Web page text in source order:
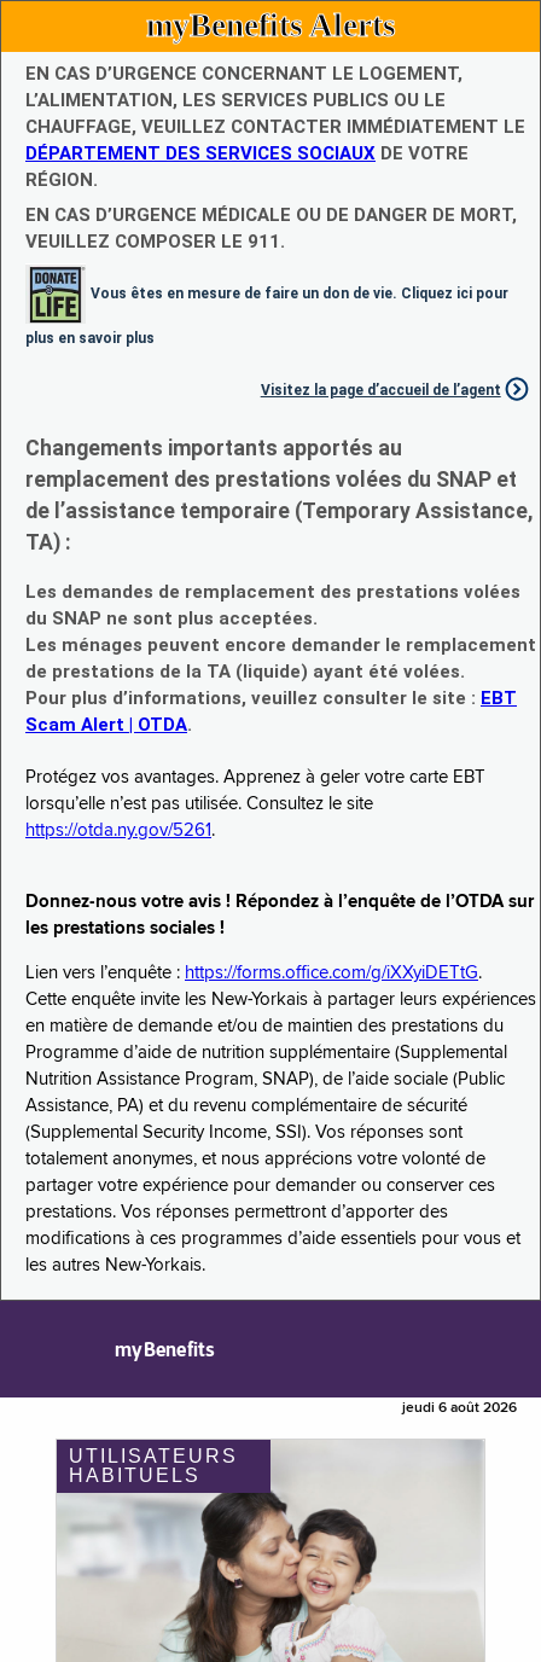
myBenefits Alerts
EN CAS D’URGENCE CONCERNANT LE LOGEMENT,
L’ALIMENTATION, LES SERVICES PUBLICS OU LE
CHAUFFAGE, VEUILLEZ CONTACTER IMMÉDIATEMENT LE
DÉPARTEMENT DES SERVICES SOCIAUX DE VOTRE
RÉGION.
EN CAS D’URGENCE MÉDICALE OU DE DANGER DE MORT,
VEUILLEZ COMPOSER LE 911.
Vous êtes en mesure de faire un don de vie. Cliquez ici pour
plus en savoir plus
Visitez la page d’accueil de l’agent
Changements importants apportés au
remplacement des prestations volées du SNAP et
de l’assistance temporaire (Temporary Assistance,
TA) :
Les demandes de remplacement des prestations volées
du SNAP ne sont plus acceptées.
Les ménages peuvent encore demander le remplacement
de prestations de la TA (liquide) ayant été volées.
Pour plus d’informations, veuillez consulter le site : EBT
Scam Alert | OTDA.
Protégez vos avantages. Apprenez à geler votre carte EBT
lorsqu’elle n’est pas utilisée. Consultez le site
https://otda.ny.gov/5261 .
Donnez-nous votre avis ! Répondez à l’enquête de l’OTDA sur
les prestations sociales !
Lien vers l’enquête : https://forms.office.com/g/iXXyiDETtG.
Cette enquête invite les New-Yorkais à partager leurs expériences
en matière de demande et/ou de maintien des prestations du
Programme d’aide de nutrition supplémentaire (Supplemental
Nutrition Assistance Program, SNAP), de l’aide sociale (Public
Assistance, PA) et du revenu complémentaire de sécurité
(Supplemental Security Income, SSI). Vos réponses sont
totalement anonymes, et nous apprécions votre volonté de
partager votre expérience pour demander ou conserver ces
prestations. Vos réponses permettront d’apporter des
modifications à ces programmes d’aide essentiels pour vous et
les autres New-Yorkais.
myBenefits
jeudi 6 août 2026
UTILISATEURS
HABITUELS